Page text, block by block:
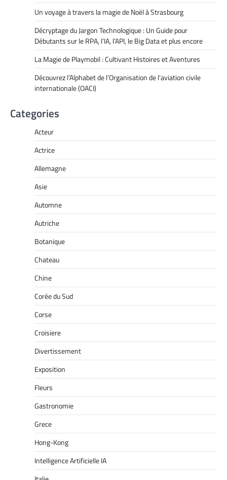
Un voyage à travers la magie de Noël à Strasbourg
Décryptage du Jargon Technologique : Un Guide pour
Débutants sur le RPA, l’IA, l’API, le Big Data et plus encore
La Magie de Playmobil : Cultivant Histoires et Aventures
Découvrez l’Alphabet de l’Organisation de l’aviation civile
internationale (OACI)
Categories
Acteur
Actrice
Allemagne
Asie
Automne
Autriche
Botanique
Chateau
Chine
Corée du Sud
Corse
Croisiere
Divertissement
Exposition
Fleurs
Gastronomie
Grece
Hong-Kong
Intelligence Artificielle IA